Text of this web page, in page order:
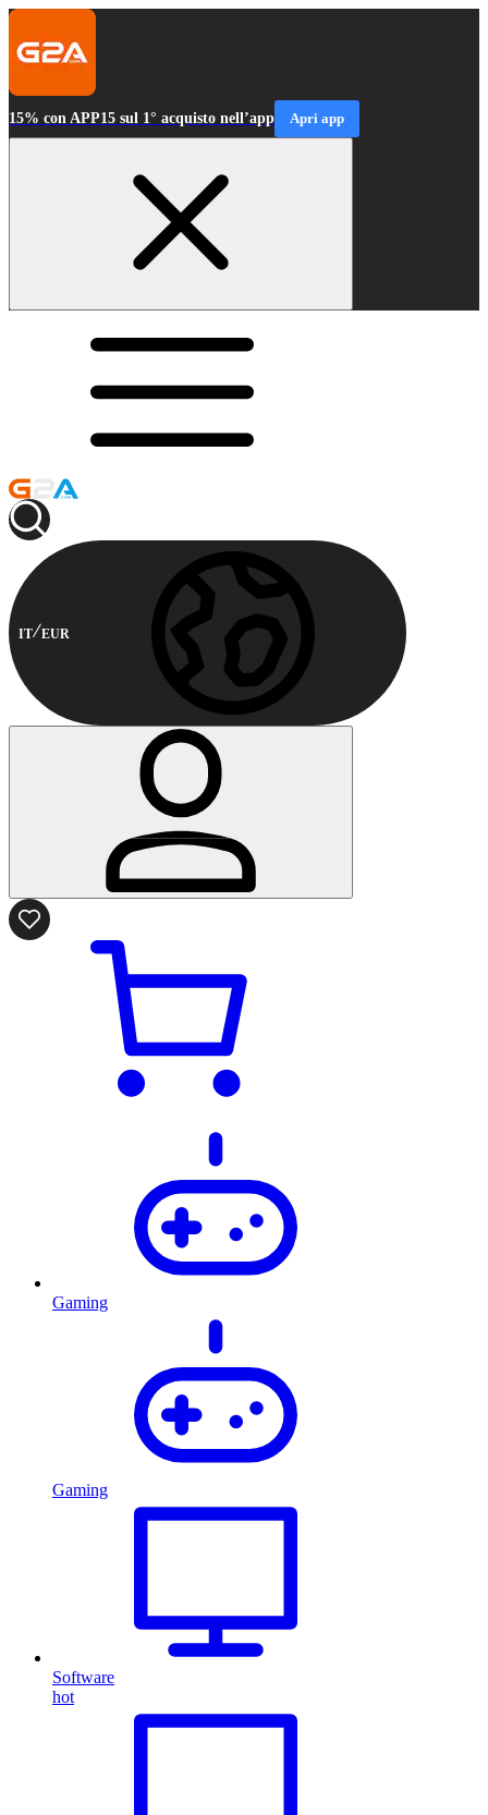
15% con APP15 sul 1° acquisto nell’app Apri app
IT EUR
Gaming
Gaming
Software
hot